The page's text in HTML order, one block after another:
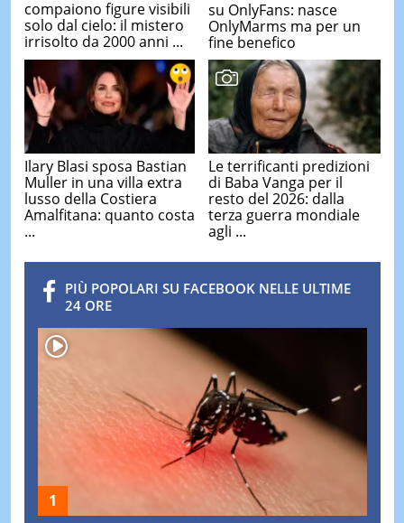
compaiono figure visibili
solo dal cielo: il mistero
irrisolto da 2000 anni ...
su OnlyFans: nasce
OnlyMarms ma per un
fine benefico
Ilary Blasi sposa Bastian
Muller in una villa extra
lusso della Costiera
Amalfitana: quanto costa
...
Le terrificanti predizioni
di Baba Vanga per il
resto del 2026: dalla
terza guerra mondiale
agli ...
PIÙ POPOLARI SU FACEBOOK NELLE ULTIME
24 ORE